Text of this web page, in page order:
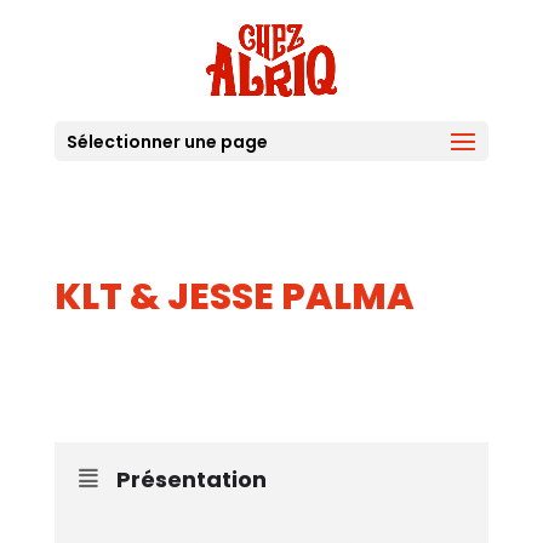
Sélectionner une page
KLT & JESSE PALMA
Présentation